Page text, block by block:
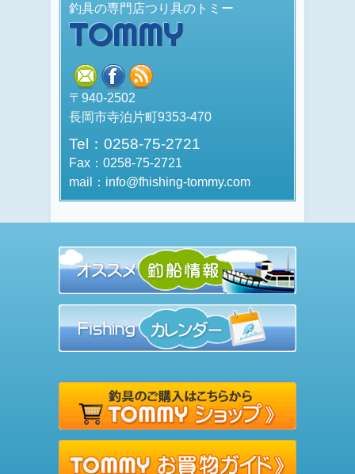
釣具の専門店つり具のトミー
TOMMY
mail facebook
〒940-2502
長岡市寺泊片町9353-470
Tel：0258-75-2721
Fax：0258-75-2721
mail：info@fhishing-tommy.com